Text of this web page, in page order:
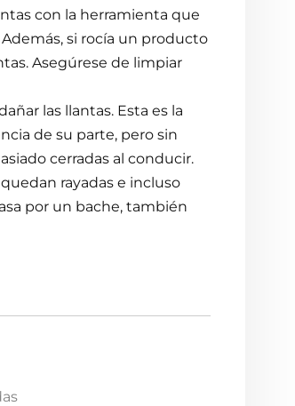
con la herramienta que
si rocía un producto
Asegúrese de limpiar
las llantas. Esta es la
de su parte, pero sin
cerradas al conducir.
rayadas e incluso
por un bache, también